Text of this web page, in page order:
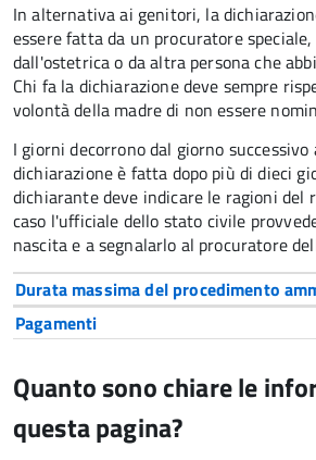
In alternativa ai genitori, la
essere fatta da un procuratore speciale,
dall'ostetrica o da altra persona che
Chi fa la dichiarazione deve sempre
volontà della madre di non essere
I giorni decorrono dal giorno successivo
dichiarazione è fatta dopo più di dieci
dichiarante deve indicare le ragioni del
caso l'ufficiale dello stato civile
nascita e a segnalarlo al procuratore
Durata massima del procedimento
Pagamenti
Quanto sono chiare le
questa pagina?